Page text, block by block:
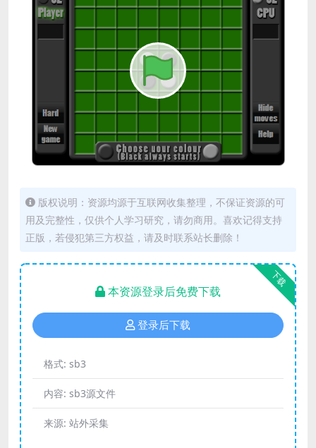
版权说明：资源均源于互联网收集整理，不保证资源的可
用及完整性，仅供个人学习研究，请勿商用。喜欢记得支持
正版，若侵犯第三方权益，请及时联系站长删除！
下载
本资源登录后免费下载
登录后下载
格式: sb3
内容: sb3源文件
来源: 站外采集